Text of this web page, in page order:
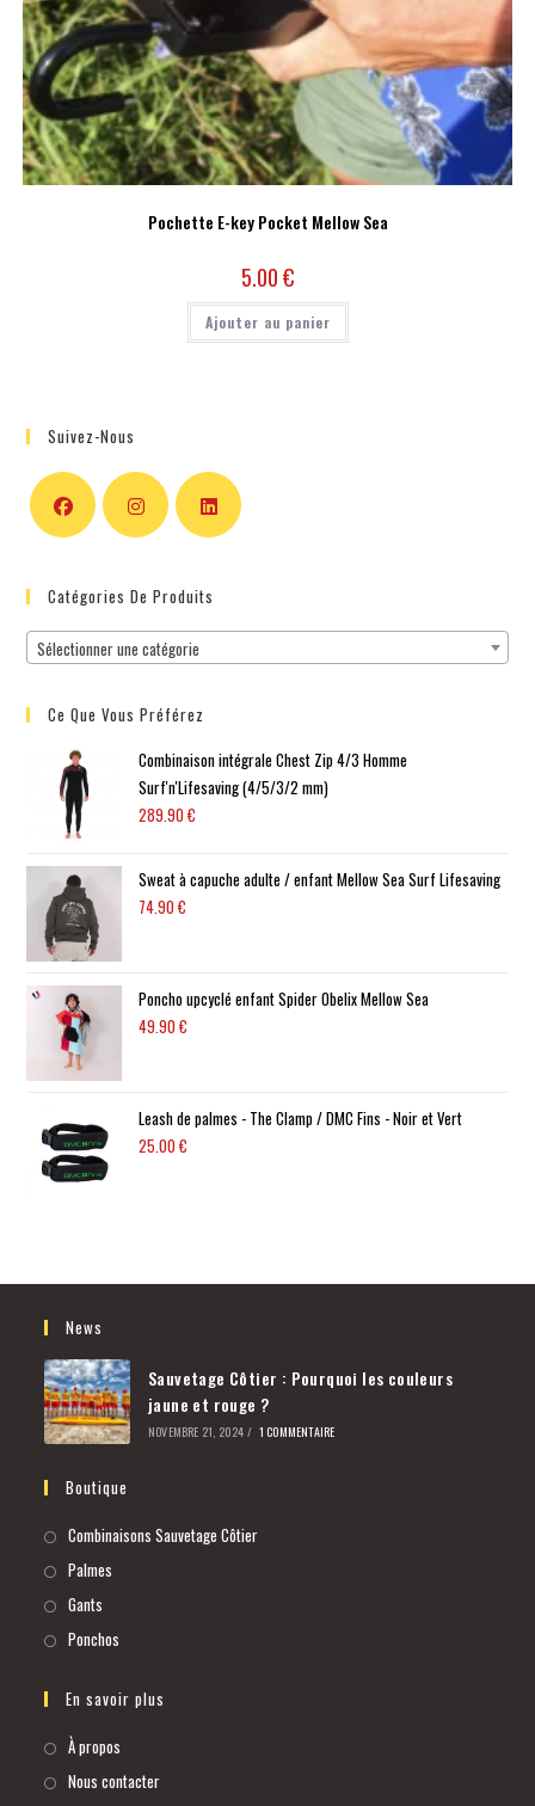
Pochette E-key Pocket Mellow Sea
5.00€
Ajouter au panier
Suivez-Nous
Catégories De Produits
Sélectionner une catégorie
Ce Que Vous Préférez
Combinaison intégrale Chest Zip 4/3 Homme
Surf'n'Lifesaving (4/5/3/2 mm)
289.90€
Sweat à capuche adulte / enfant Mellow Sea Surf Lifesaving
74.90€
Poncho upcyclé enfant Spider Obelix Mellow Sea
49.90€
Leash de palmes - The Clamp / DMC Fins - Noir et Vert
25.00€
News
Sauvetage Côtier : Pourquoi les couleurs
jaune et rouge ?
NOVEMBRE 21, 2024 / 1 COMMENTAIRE
Boutique
Combinaisons Sauvetage Côtier
Palmes
Gants
Ponchos
En savoir plus
À propos
Nous contacter